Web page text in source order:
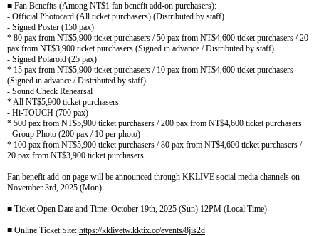
■ Fan Benefits (Among NT$1 fan benefit add-on purchasers):
- Official Photocard (All ticket purchasers) (Distributed by staff)
- Signed Poster (150 pax)
* 80 pax from NT$5,900 ticket purchasers / 50 pax from NT$4,600 ticket purchasers / 20
pax from NT$3,900 ticket purchasers (Signed in advance / Distributed by staff)
- Signed Polaroid (25 pax)
* 15 pax from NT$5,900 ticket purchasers / 10 pax from NT$4,600 ticket purchasers
(Signed in advance / Distributed by staff)
- Sound Check Rehearsal
* All NT$5,900 ticket purchasers
- Hi-TOUCH (700 pax)
* 500 pax from NT$5,900 ticket purchasers / 200 pax from NT$4,600 ticket purchasers
- Group Photo (200 pax / 10 per photo)
* 100 pax from NT$5,900 ticket purchasers / 80 pax from NT$4,600 ticket purchasers /
20 pax from NT$3,900 ticket purchasers
Fan benefit add-on page will be announced through KKLIVE social media channels on
November 3rd, 2025 (Mon).
■ Ticket Open Date and Time: October 19th, 2025 (Sun) 12PM (Local Time)
■ Online Ticket Site: https://kklivetw.kktix.cc/events/8jis2d